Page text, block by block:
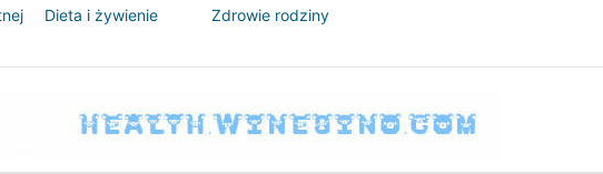
Dieta i żywienie
Zdrowie rodziny